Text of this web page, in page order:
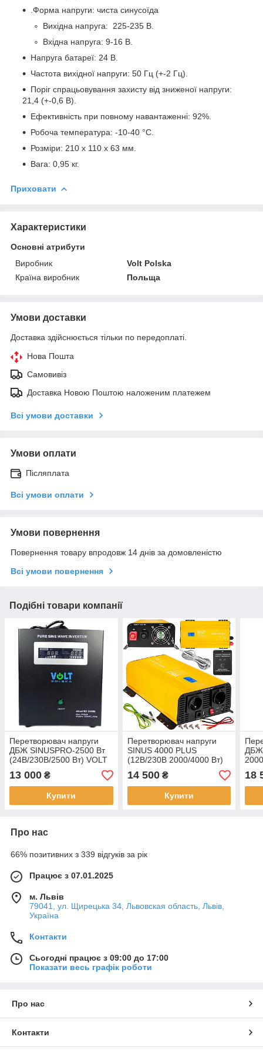
.Форма напруги: чиста синусоїда
Вихідна напруга: 225-235 В.
Вхідна напруга: 9-16 В.
Напруга батареї: 24 В.
Частота вихідної напруги: 50 Гц (+-2 Гц).
Поріг спрацьовування захисту від зниженої напруги:
21,4 (+-0,6 В).
Ефективність при повному навантаженні: 92%.
Робоча температура: -10-40 °С.
Розміри: 210 х 110 х 63 мм.
Вага: 0,95 кг.
Приховати
Характеристики
Основні атрибути
Виробник
Volt Polska
Країна виробник
Польща
Умови доставки
Доставка здійснюється тільки по передоплаті.
Нова Пошта
Самовивіз
Доставка Новою Поштою наложеним платежем
Всі умови доставки
Умови оплати
Післяплата
Всі умови оплати
Умови повернення
Повернення товару впродовж 14 днів за домовленістю
Всі умови повернення
Подібні товари компанії
Перетворювач напруги
ДБЖ SINUSPRO-2500 Вт
(24В/230В/2500 Вт) VOLT
POLSKA
13 000 ₴
Купити
Перетворювач напруги
SINUS 4000 PLUS
(12В/230В 2000/4000 Вт)
VOLT POLSKA
14 500₴
Купити
ДБЖ
18
Про нас
66% позитивних з 339 відгуків за рік
Працює з 07.01.2025
м. Львів
79041, ул. Щирецька 34, Львовская область, Львів,
Україна
Контакти
Сьогодні працює з 09:00 до 17:00
Показати весь графік роботи
Про нас
Контакти